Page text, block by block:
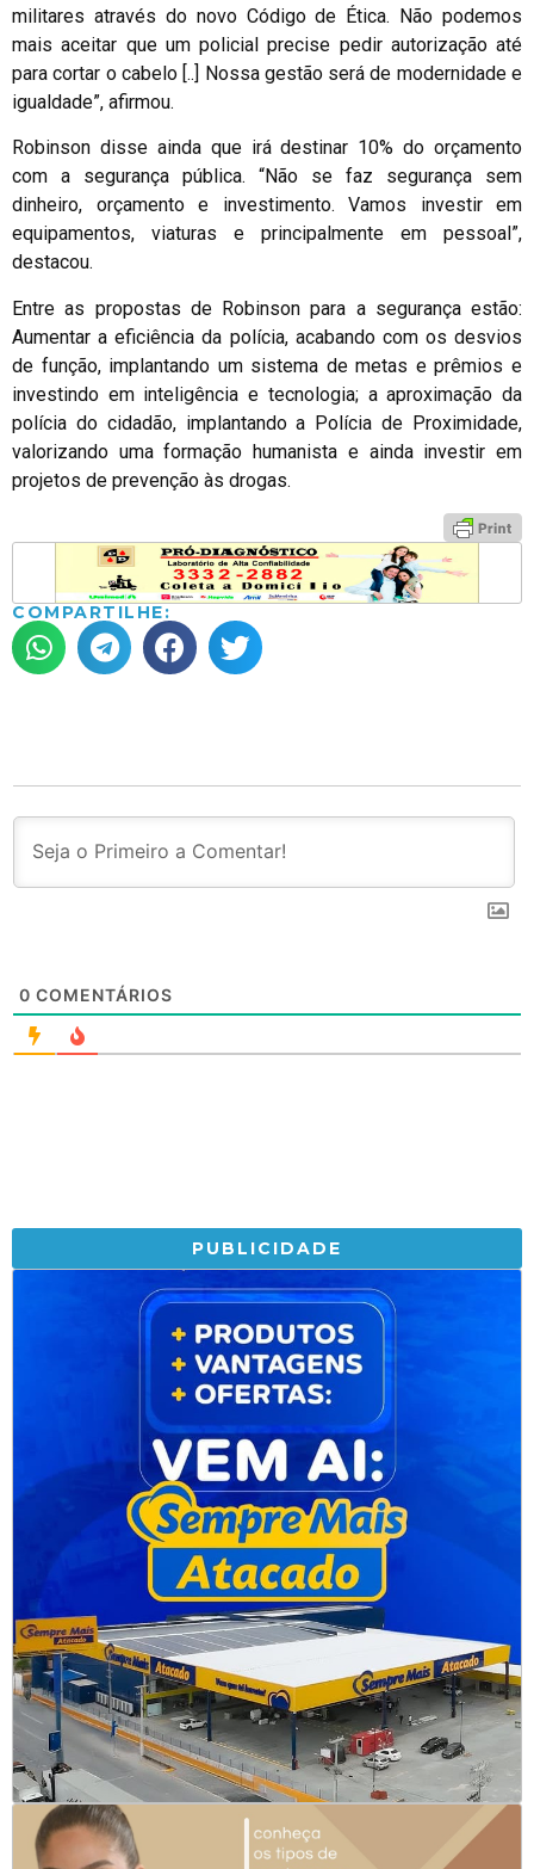
militares através do novo Código de Ética. Não podemos
mais aceitar que um policial precise pedir autorização até
para cortar o cabelo [..] Nossa gestão será de modernidade e
igualdade”, afirmou.
Robinson disse ainda que irá destinar 10% do orçamento
com a segurança pública. “Não se faz segurança sem
dinheiro, orçamento e investimento. Vamos investir em
equipamentos, viaturas e principalmente em pessoal”,
destacou.
Entre as propostas de Robinson para a segurança estão:
Aumentar a eficiência da polícia, acabando com os desvios
de função, implantando um sistema de metas e prêmios e
investindo em inteligência e tecnologia; a aproximação da
polícia do cidadão, implantando a Polícia de Proximidade,
valorizando uma formação humanista e ainda investir em
projetos de prevenção às drogas.
COMPARTILHE:
0 COMENTÁRIOS
PUBLICIDADE